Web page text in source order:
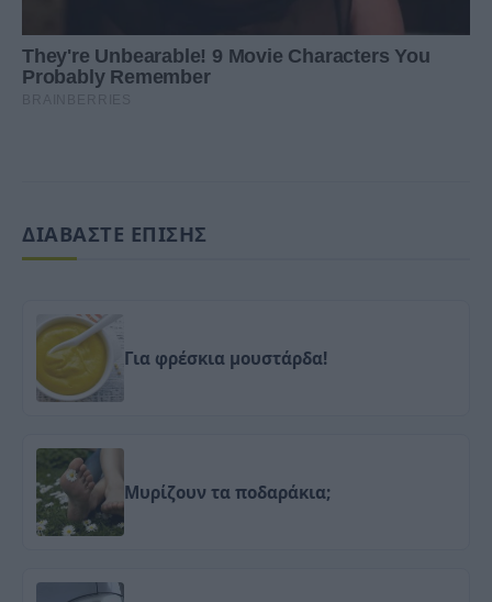
ΔΙΑΒΑΣΤΕ ΕΠΙΣΗΣ
Για φρέσκια μουστάρδα!
Μυρίζουν τα ποδαράκια;